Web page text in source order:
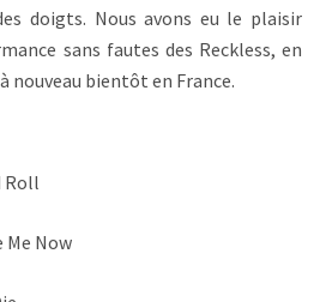
doigts. Nous avons eu le plaisir
sans fautes des Reckless, en
nouveau bientôt en France.
Roll
Me Now